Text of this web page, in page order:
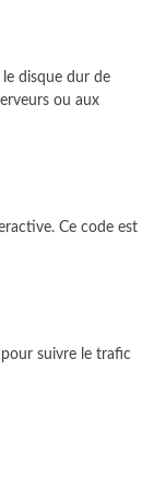
disque dur de
ou aux
Ce code est
suivre le trafic